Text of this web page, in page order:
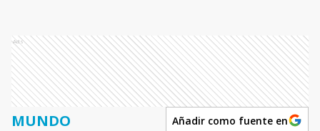
Ads
MUNDO Añadir como fuente en